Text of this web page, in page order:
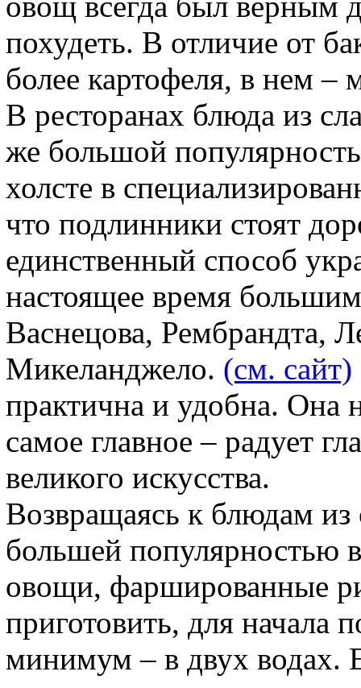
похудеть. В отличие от
более картофеля, в нем –
В ресторанах блюда из
же большой
холсте в
что подлинники стоят
единственный способ
настоящее время
Васнецова, Рембрандта,
Микеланджело. (см. сайт)
практична и удобна. Она
самое главное – радует
великого искусства.
Возвращаясь к блюдам из
большей популярностью
овощи, фаршированные
приготовить, для начала
минимум – в двух водах.